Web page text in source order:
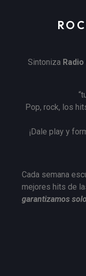
Sintoniza
Pop, rock, los
¡Dale play y
Cada semana
mejores hits de
garantizamos